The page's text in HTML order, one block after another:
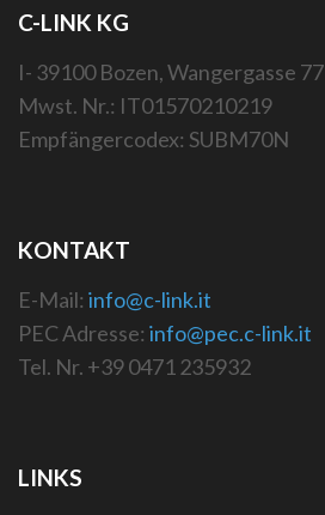
C-LINK KG
I- 39100 Bozen, Wangergasse 77
Mwst. Nr.: IT01570210219
Empfängercodex: SUBM70N
KONTAKT
E-Mail: info@c-link.it
PEC Adresse: info@pec.c-link.it
Tel. Nr. +39 0471 235932
LINKS